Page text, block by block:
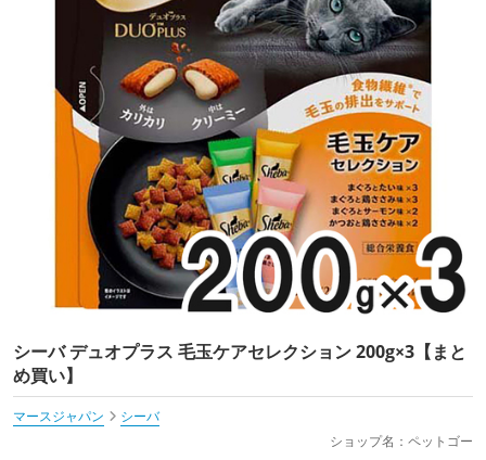
シーバ デュオプラス 毛玉ケアセレクション 200g×3【まと
め買い】
マースジャパン
シーバ
ショップ名：ペットゴー